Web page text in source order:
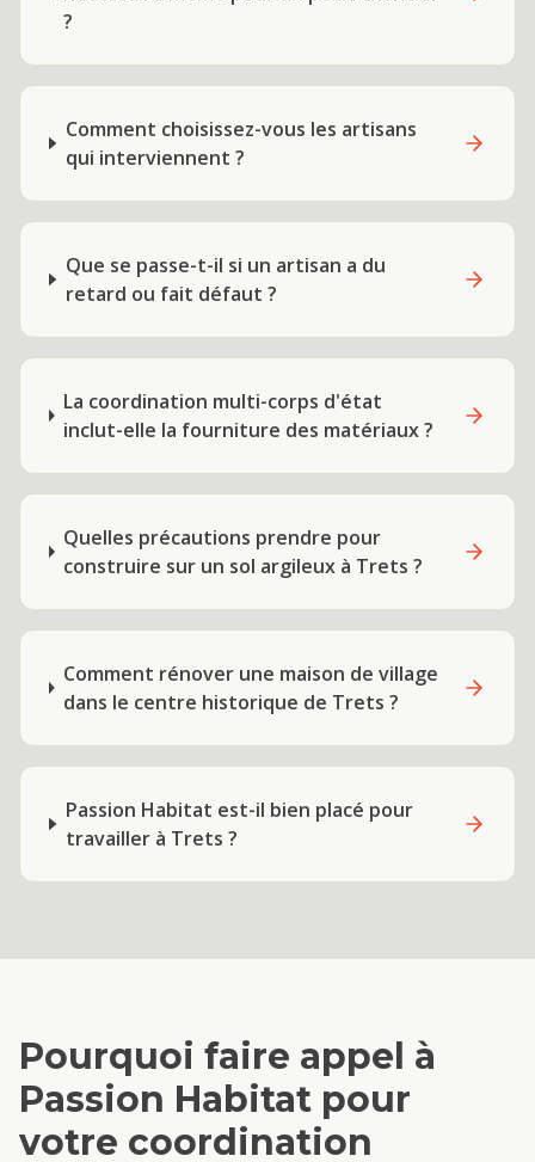
?
Comment choisissez-vous les artisans
qui interviennent ?
Que se passe-t-il si un artisan a du
retard ou fait défaut ?
La coordination multi-corps d'état
inclut-elle la fourniture des matériaux ?
Quelles précautions prendre pour
construire sur un sol argileux à Trets ?
Comment rénover une maison de village
dans le centre historique de Trets ?
Passion Habitat est-il bien placé pour
travailler à Trets ?
Pourquoi faire appel à
Passion Habitat pour
votre coordination